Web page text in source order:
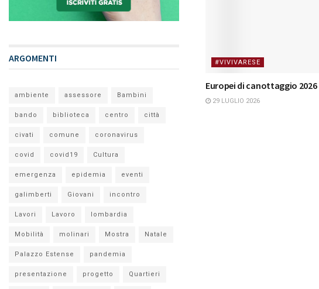
#VIVIVARESE
Europei di canottaggio 2026
29 LUGLIO 2026
ARGOMENTI
ambiente assessore Bambini
bando biblioteca centro città
civati comune coronavirus
covid covid19 Cultura
emergenza epidemia eventi
galimberti Giovani incontro
Lavori Lavoro lombardia
Mobilità molinari Mostra Natale
Palazzo Estense pandemia
presentazione progetto Quartieri